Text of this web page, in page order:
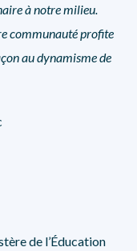
à notre milieu.
communauté profite
au dynamisme de
de l’Éducation